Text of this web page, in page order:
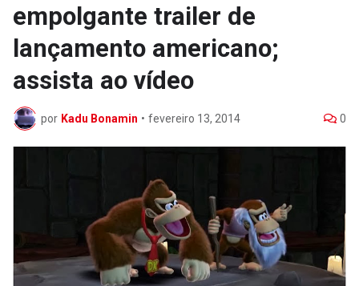
empolgante trailer de
lançamento americano;
assista ao vídeo
por Kadu Bonamin • fevereiro 13, 2014 0